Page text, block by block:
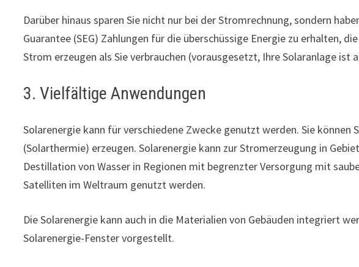
Darüber hinaus sparen Sie nicht nur bei der Stromrechnung, sondern
Guarantee (SEG) Zahlungen für die überschüssige Energie zu erhalten,
Strom erzeugen als Sie verbrauchen (vorausgesetzt, Ihre Solaranlage ist
3. Vielfältige Anwendungen
Solarenergie kann für verschiedene Zwecke genutzt werden. Sie
(Solarthermie) erzeugen. Solarenergie kann zur Stromerzeugung in
Destillation von Wasser in Regionen mit begrenzter Versorgung mit
Satelliten im Weltraum genutzt werden.
Die Solarenergie kann auch in die Materialien von Gebäuden integriert
Solarenergie-Fenster vorgestellt.